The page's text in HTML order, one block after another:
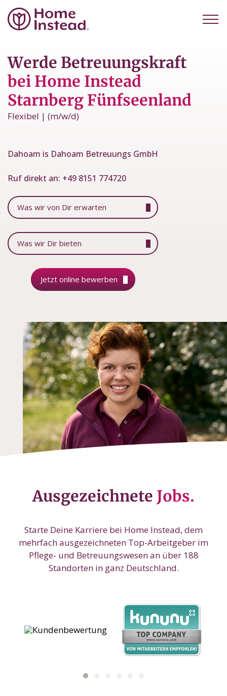
Werde Betreuungskraft
bei Home Instead
Starnberg Fünfseenland
Flexibel | (m/w/d)
Dahoam is Dahoam Betreuungs GmbH
Ruf direkt an: +49 8151 774720
Was wir von Dir erwarten
Was wir Dir bieten
Jetzt online bewerben
Ausgezeichnete Jobs.
Starte Deine Karriere bei Home Instead, dem
mehrfach ausgezeichneten Top-Arbeitgeber im
Pflege- und Betreuungswesen an über 188
Standorten in ganz Deutschland.